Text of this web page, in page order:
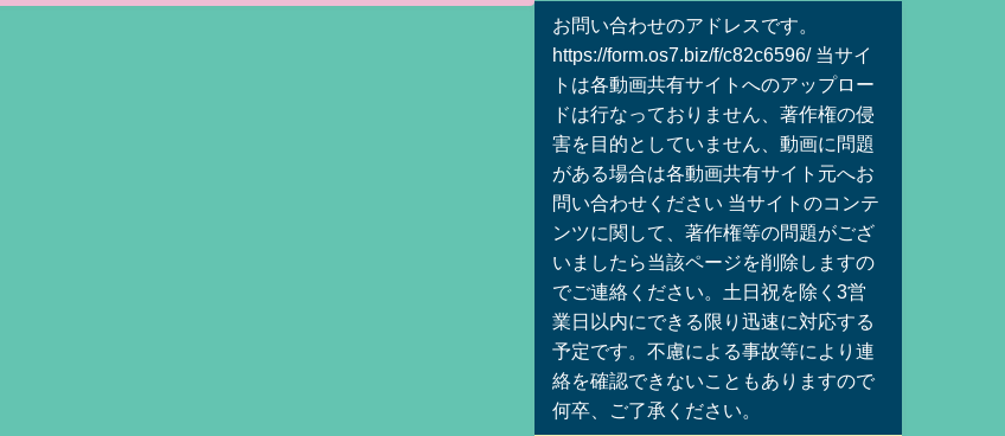
お問い合わせのアドレスです。
https://form.os7.biz/f/c82c6596/ 当サイ
トは各動画共有サイトへのアップロー
ドは行なっておりません、著作権の侵
害を目的としていません、動画に問題
がある場合は各動画共有サイト元へお
問い合わせください 当サイトのコンテ
ンツに関して、著作権等の問題がござ
いましたら当該ページを削除しますの
でご連絡ください。土日祝を除く3営
業日以内にできる限り迅速に対応する
予定です。不慮による事故等により連
絡を確認できないこともありますので
何卒、ご了承ください。